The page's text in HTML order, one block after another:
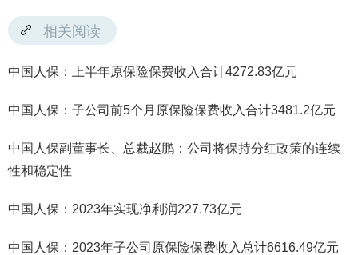
相关阅读
中国人保：上半年原保险保费收入合计4272.83亿元
中国人保：子公司前5个月原保险保费收入合计3481.2亿元
中国人保副董事长、总裁赵鹏：公司将保持分红政策的连续
性和稳定性
中国人保：2023年实现净利润227.73亿元
中国人保：2023年子公司原保险保费收入总计6616.49亿元